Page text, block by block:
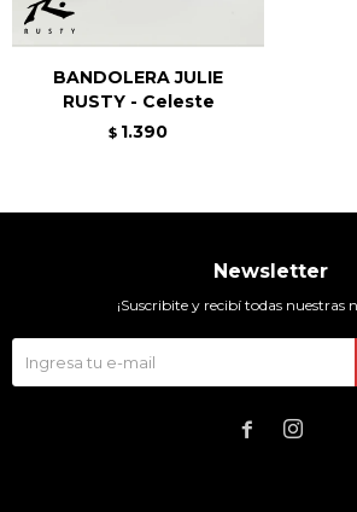
BANDOLERA JULIE
RUSTY - Celeste
$ 1.390
Newsletter
¡Suscribite y recibí todas nuestras
 